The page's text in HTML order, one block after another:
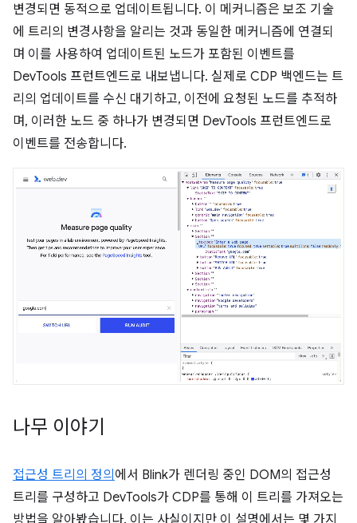
변경되면 동적으로 업데이트됩니다. 이 메커니즘은 보조 기술
에 트리의 변경사항을 알리는 것과 동일한 메커니즘에 연결되
며 이를 사용하여 업데이트된 노드가 포함된 이벤트를
DevTools 프런트엔드로 내보냅니다. 실제로 CDP 백엔드는 트
리의 업데이트를 수신 대기하고, 이전에 요청된 노드를 추적하
며, 이러한 노드 중 하나가 변경되면 DevTools 프런트엔드로
이벤트를 전송합니다.
나무 이야기
접근성 트리의 정의 에서 Blink가 렌더링 중인 DOM의 접근성
트리를 구성하고 DevTools가 CDP를 통해 이 트리를 가져오는